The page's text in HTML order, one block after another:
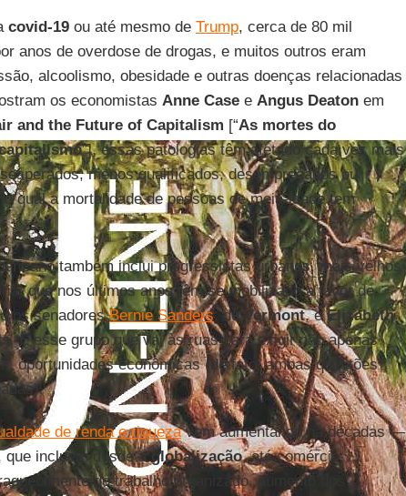
covid-19ou até mesmo de Trump, cerca de 80 mil
anos de overdose de drogas, e muitos outros eram
alcoolismo, obesidade e outras doenças relacionadas
os economistas Anne Casee Angus Deatonem
and the Future of Capitalism [“As mortes do
”], essas patologias têm afetado cada vez mais
menos qualificados, desempregados ou
qual a mortalidade de pessoas de meia-idade tem
também inclui progressistas urbanos, mais velhos
que nos últimos anos têm se mobilizado a favor de
os senadoresBernie Sanders, de Vermont, eElizabeth
. É esse grupo que vai às ruas para exigir não apenas
oportunidades econômicas (de fato, ambas questões
de renda e riquezavem aumentando há décadas —
que incluem desde aglobalização, até comércio,
do trabalho organizado, aumento dos